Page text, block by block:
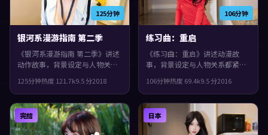
125分钟
银河系漫游指南 第二季
《银河系漫游指南 第二季》讲述
动作故事，背景设定与人物关系
2018年上映，三池崇史执导，孙
艺珍、袁泉、李秉宪领衔。群像
戏份饱满，配角也有完整弧光，
整体完成度较高，适合喜欢细腻
叙事与人物刻画的观众。
125分钟热度 121.7k9.5分2018
106分钟
练习曲：重启
《练习曲：重启》讲述动漫故
事，背景设定与人物关系都紧扣
映，乌尔善执导，胡歌、郭富
城、易烊千玺领衔。叙事在回忆
与现实之间交错推进，片尾余味
很足。
106分钟热度 69.4k9.5分2016
完结 日本